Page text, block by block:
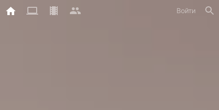
Войти